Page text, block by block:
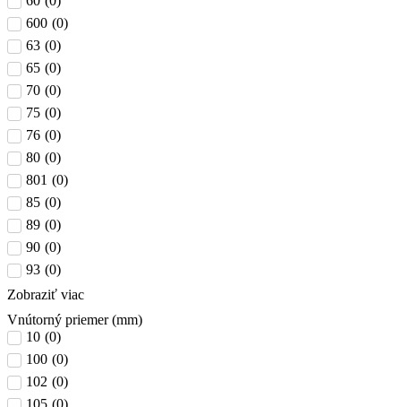
600 (0)
63 (0)
65 (0)
70 (0)
75 (0)
76 (0)
80 (0)
801 (0)
85 (0)
89 (0)
90 (0)
93 (0)
Zobraziť viac
Vnútorný priemer (mm)
10 (0)
100 (0)
102 (0)
105 (0)